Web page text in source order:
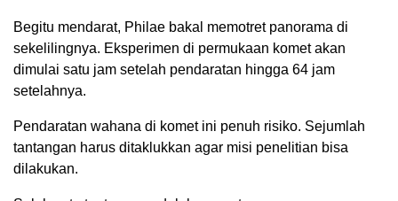
Begitu mendarat, Philae bakal memotret panorama di
sekelilingnya. Eksperimen di permukaan komet akan
dimulai satu jam setelah pendaratan hingga 64 jam
setelahnya.
Pendaratan wahana di komet ini penuh risiko. Sejumlah
tantangan harus ditaklukkan agar misi penelitian bisa
dilakukan.